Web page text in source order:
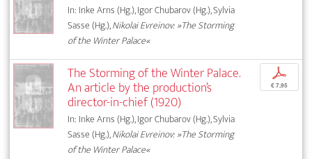
In: Inke Arns (Hg.), Igor Chubarov (Hg.), Sylvia
Sasse (Hg.),Nikolai Evreinov: »The Storming
of the Winter Palace«
The Storming of the Winter Palace.
An article by the production’s
director-in-chief (1920)
In: Inke Arns (Hg.), Igor Chubarov (Hg.), Sylvia
Sasse (Hg.),Nikolai Evreinov: »The Storming
of the Winter Palace«
p
€ 7,95